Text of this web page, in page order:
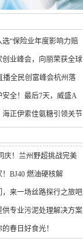
选“保险业年度影响力赔
创业峰会，向丽荣获全球
播全民创富峰会杭州落
安全！最后7天，威盛A
海正伊索佳氨糖引领关节
庆！兰州野超挑战完美
BJ40 燃油硬核解
，来一场丝路探行之旅吧
供专业污泥处理解决方案
春日好食光！